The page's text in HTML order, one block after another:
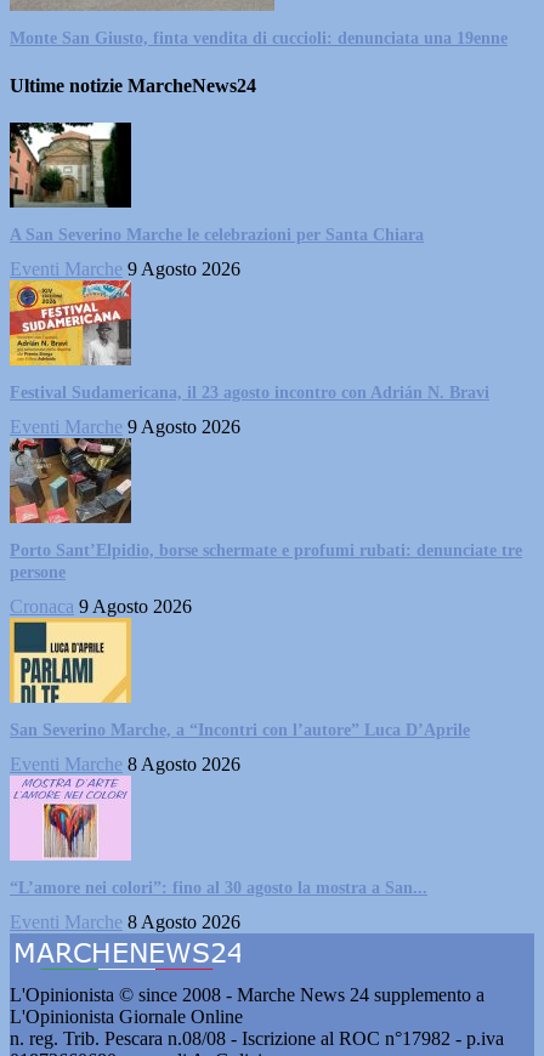
Monte San Giusto, finta vendita di cuccioli: denunciata una 19enne
Ultime notizie MarcheNews24
A San Severino Marche le celebrazioni per Santa Chiara
Eventi Marche 9 Agosto 2026
Festival Sudamericana, il 23 agosto incontro con Adrián N. Bravi
Eventi Marche 9 Agosto 2026
Porto Sant’Elpidio, borse schermate e profumi rubati: denunciate tre
persone
Cronaca 9 Agosto 2026
San Severino Marche, a “Incontri con l’autore” Luca D’Aprile
Eventi Marche 8 Agosto 2026
“L’amore nei colori”: fino al 30 agosto la mostra a San...
Eventi Marche 8 Agosto 2026
L'Opinionista © since 2008 - Marche News 24 supplemento a
L'Opinionista Giornale Online
n. reg. Trib. Pescara n.08/08 - Iscrizione al ROC n°17982 - p.iva